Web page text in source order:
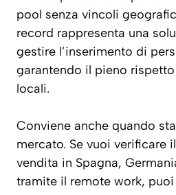
pool senza vincoli
record rappresenta una
gestire l’inserimento di
garantendo il pieno
locali.
Conviene anche quando
mercato. Se vuoi verificare
vendita in Spagna,
tramite il remote work, puoi